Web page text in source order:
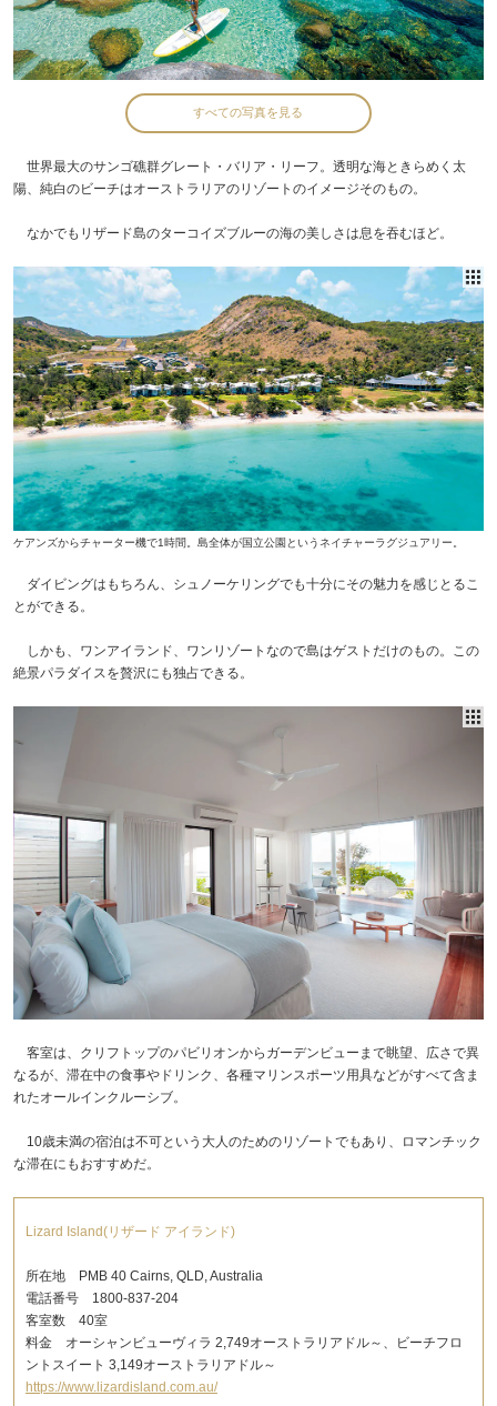
すべての写真を見る
世界最大のサンゴ礁群グレート・バリア・リーフ。透明な海ときらめく太
陽、純白のビーチはオーストラリアのリゾートのイメージそのもの。
なかでもリザード島のターコイズブルーの海の美しさは息を吞むほど。
ケアンズからチャーター機で1時間。島全体が国立公園というネイチャーラグジュアリー。
ダイビングはもちろん、シュノーケリングでも十分にその魅力を感じとるこ
とができる。
しかも、ワンアイランド、ワンリゾートなので島はゲストだけのもの。この
絶景パラダイスを贅沢にも独占できる。
客室は、クリフトップのパビリオンからガーデンビューまで眺望、広さで異
なるが、滞在中の食事やドリンク、各種マリンスポーツ用具などがすべて含ま
れたオールインクルーシブ。
10歳未満の宿泊は不可という大人のためのリゾートでもあり、ロマンチック
な滞在にもおすすめだ。
Lizard Island(リザード アイランド)
所在地 PMB 40 Cairns, QLD, Australia
電話番号 1800-837-204
客室数 40室
料金 オーシャンビューヴィラ 2,749オーストラリアドル～、ビーチフロ
ントスイート 3,149オーストラリアドル～
https://www.lizardisland.com.au/